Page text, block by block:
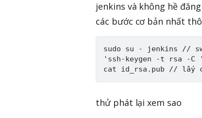
jenkins và không hề
các bước cơ bản nhất
sudo su - jenkins //
'ssh-keygen -t rsa -C
thử phát lại xem sao